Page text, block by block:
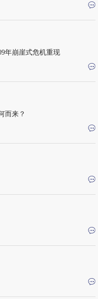
年崩崖式危机重现
而来？